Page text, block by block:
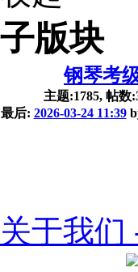
子版块
钢琴考
主题:1785, 帖数
最后: 2026-03-24 11:39
关于我们